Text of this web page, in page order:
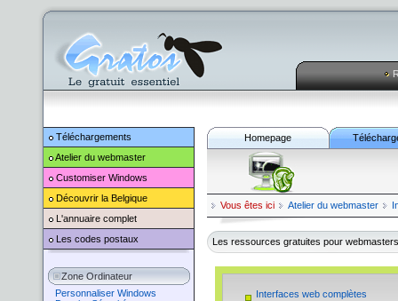
Téléchargements
Atelier du webmaster
Customiser Windows
Découvrir la Belgique
L'annuaire complet
Les codes postaux
Zone Ordinateur
Personnaliser Windows
Homepage
Vous êtes ici Atelier du webmaster
Les ressources gratuites pour webmasters
Interfaces web complètes